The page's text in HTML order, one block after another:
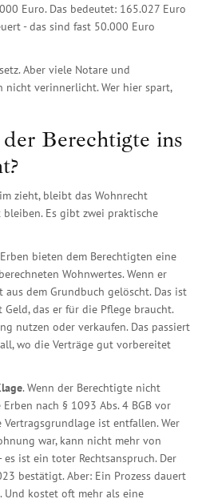
Euro. Das bedeutet: 165.027 Euro
- das sind fast 50.000 Euro
Aber viele Notare und
nicht verinnerlicht. Wer hier spart,
Berechtigte ins
zieht, bleibt das Wohnrecht
bleiben. Es gibt zwei praktische
bieten dem Berechtigten eine
Wohnwertes. Wenn er
dem Grundbuch gelöscht. Das ist
das er für die Pflege braucht.
nutzen oder verkaufen. Das passiert
wo die Verträge gut vorbereitet
. Wenn der Berechtigte nicht
nach § 1093 Abs. 4 BGB vor
Vertragsgrundlage ist entfallen. Wer
war, kann nicht mehr von
ist ein toter Rechtsanspruch. Der
bestätigt. Aber: Ein Prozess dauert
kostet oft mehr als eine